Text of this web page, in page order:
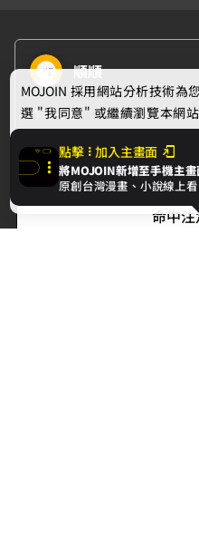
順順
作者的話
下一章
命中
點擊 加入主畫面
將MOJOIN新增至手機主
原創台灣漫畫、小說線上看
MOJOIN 採用網站分析技術為
選 "我同意" 或繼續瀏覽本網
Cookie，欲瞭解更多資訊請見
我